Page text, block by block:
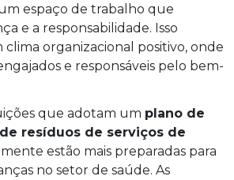
espaço de trabalho que
e a responsabilidade. Isso
organizacional positivo, onde
e responsáveis pelo bem-
que adotam um plano de
resíduos de serviços de
estão mais preparadas para
no setor de saúde. As